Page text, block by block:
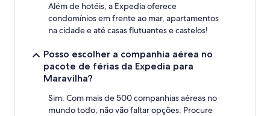
Além de hotéis, a Expedia oferece
condomínios em frente ao mar, apartamentos
na cidade e até casas flutuantes e castelos!
Posso escolher a companhia aérea no
pacote de férias da Expedia para
Maravilha?
Sim. Com mais de 500 companhias aéreas no
mundo todo, não vão faltar opções. Procure